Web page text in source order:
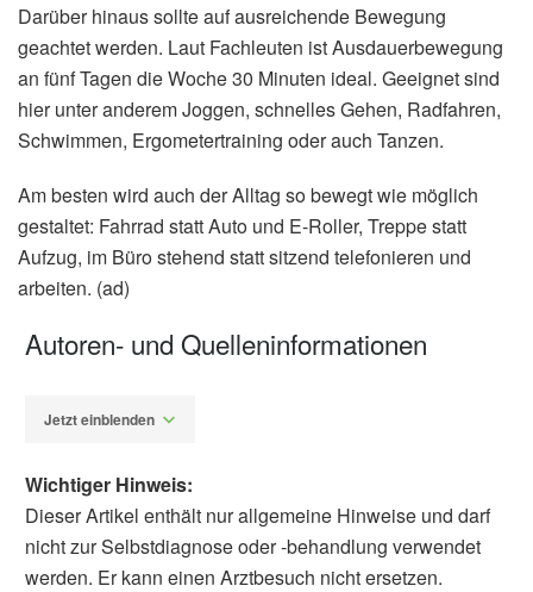
Darüber hinaus sollte auf ausreichende Bewegung
geachtet werden. Laut Fachleuten ist Ausdauerbewegung
an fünf Tagen die Woche 30 Minuten ideal. Geeignet sind
hier unter anderem Joggen, schnelles Gehen, Radfahren,
Schwimmen, Ergometertraining oder auch Tanzen.
Am besten wird auch der Alltag so bewegt wie möglich
gestaltet: Fahrrad statt Auto und E-Roller, Treppe statt
Aufzug, im Büro stehend statt sitzend telefonieren und
arbeiten. (ad)
Autoren- und Quelleninformationen
Jetzt einblenden
Wichtiger Hinweis:
Dieser Artikel enthält nur allgemeine Hinweise und darf
nicht zur Selbstdiagnose oder -behandlung verwendet
werden. Er kann einen Arztbesuch nicht ersetzen.